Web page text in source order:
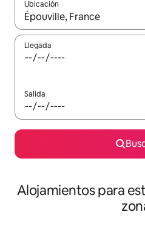
Ubicación
Cuando los resultados estén
Llegada
Salida
Alojamientos para